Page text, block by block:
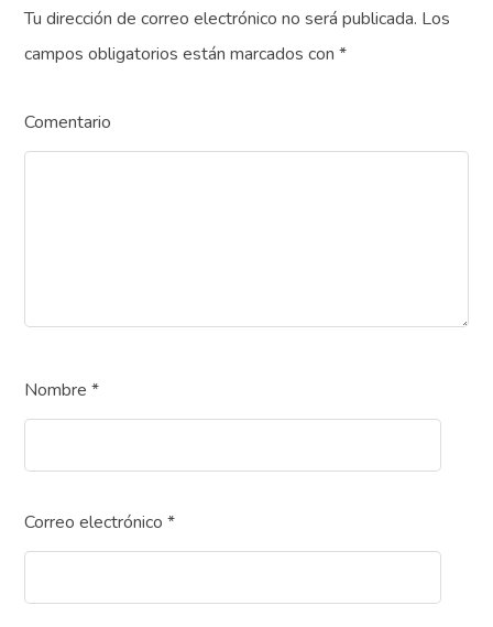
Tu dirección de correo electrónico no será publicada. Los
campos obligatorios están marcados con*
Comentario
Nombre*
Correo electrónico*